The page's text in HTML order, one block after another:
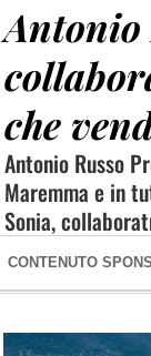
Antonio
che
Antonio Russo
Maremma e in
Sonia,
CONTENUTO